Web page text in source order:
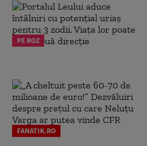
PE ROZ
FANATIK.RO